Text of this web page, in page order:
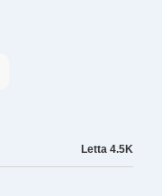
Letta 4.5K